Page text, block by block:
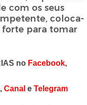
com os seus
coloca-
forte para tomar
no Facebook,
,Canal eTelegram